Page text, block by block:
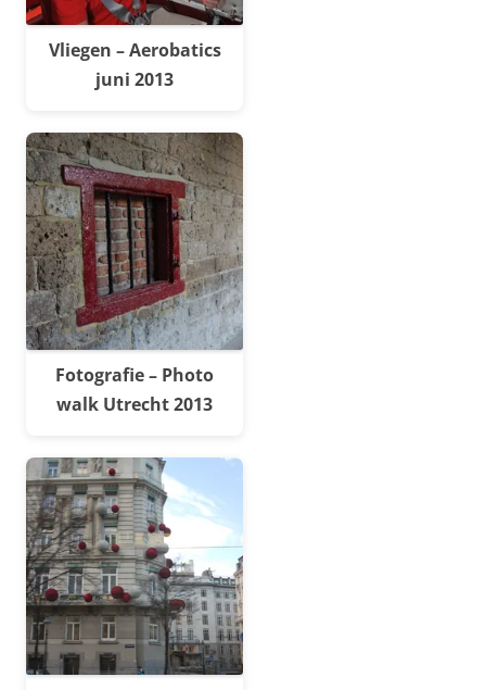
Vliegen – Aerobatics
juni 2013
Fotografie – Photo
walk Utrecht 2013